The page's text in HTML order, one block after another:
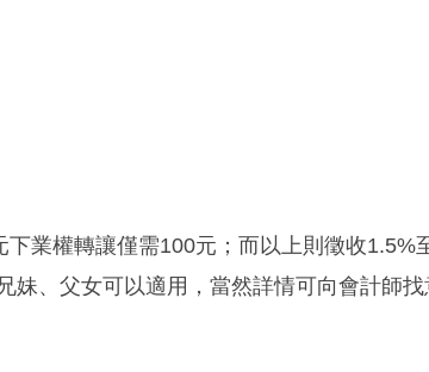
業權轉讓僅需100元；而以上則徵收1.5%
、父女可以適用，當然詳情可向會計師找